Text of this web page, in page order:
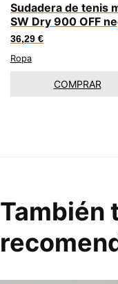
Sudadera de tenis
SW Dry 900 OFF
36,29 €
Ropa
COMPRAR
También